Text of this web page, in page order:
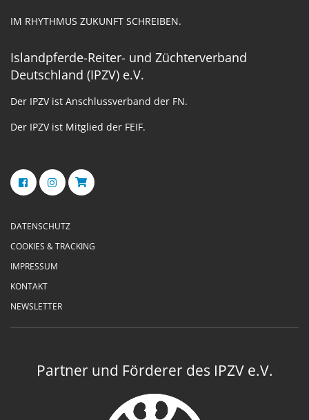
IM RHYTHMUS ZUKUNFT SCHREIBEN.
Islandpferde-Reiter- und Züchterverband
Deutschland (IPZV) e.V.
Der IPZV ist Anschlussverband der FN.
Der IPZV ist Mitglied der FEIF.
DATENSCHUTZ
COOKIES & TRACKING
IMPRESSUM
KONTAKT
NEWSLETTER
Partner und Förderer des IPZV e.V.